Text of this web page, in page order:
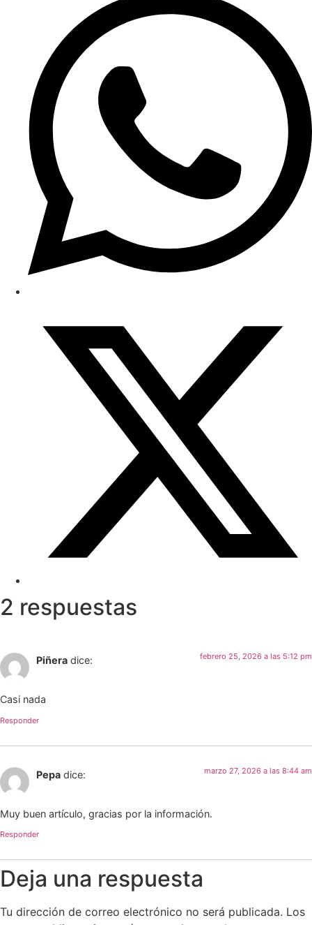
2 respuestas
Piñera dice: febrero 25, 2026 a las 5:12 pm
Casi nada
Responder
Pepa dice: marzo 27, 2026 a las 8:44 am
Muy buen artículo, gracias por la información.
Responder
Deja una respuesta
Tu dirección de correo electrónico no será publicada. Los